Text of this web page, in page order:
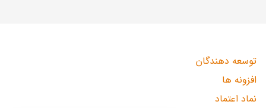
توسعه دهندگان
افزونه ها
نماد اعتماد